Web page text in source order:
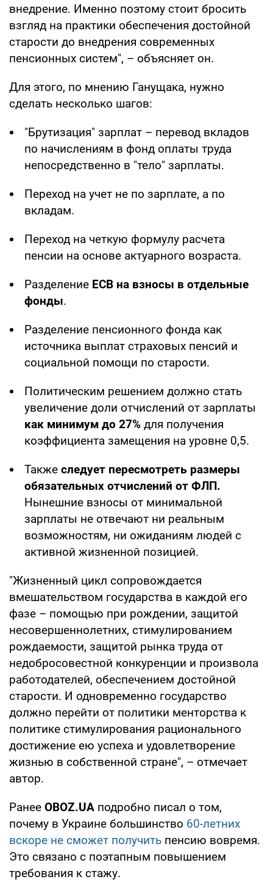
внедрение. Именно поэтому стоит бросить
взгляд на практики обеспечения достойной
старости до внедрения современных
пенсионных систем", – объясняет он.
Для этого, по мнению Ганущака, нужно
сделать несколько шагов:
"Брутизация" зарплат – перевод вкладов
по начислениям в фонд оплаты труда
непосредственно в "тело" зарплаты.
Переход на учет не по зарплате, а по
вкладам.
Переход на четкую формулу расчета
пенсии на основе актуарного возраста.
Разделение ЕСВ на взносы в отдельные
фонды.
Разделение пенсионного фонда как
источника выплат страховых пенсий и
социальной помощи по старости.
Политическим решением должно стать
увеличение доли отчислений от зарплаты
как минимум до 27% для получения
коэффициента замещения на уровне 0,5.
Также следует пересмотреть размеры
обязательных отчислений от ФЛП.
Нынешние взносы от минимальной
зарплаты не отвечают ни реальным
возможностям, ни ожиданиям людей с
активной жизненной позицией.
"Жизненный цикл сопровождается
вмешательством государства в каждой его
фазе – помощью при рождении, защитой
несовершеннолетних, стимулированием
рождаемости, защитой рынка труда от
недобросовестной конкуренции и произвола
работодателей, обеспечением достойной
старости. И одновременно государство
должно перейти от политики менторства к
политике стимулирования рационального
достижение ею успеха и удовлетворение
жизнью в собственной стране", – отмечает
автор.
Ранее OBOZ.UA подробно писал о том,
почему в Украине большинство 60-летних
вскоре не сможет получить пенсию вовремя.
Это связано с поэтапным повышением
требования к стажу.